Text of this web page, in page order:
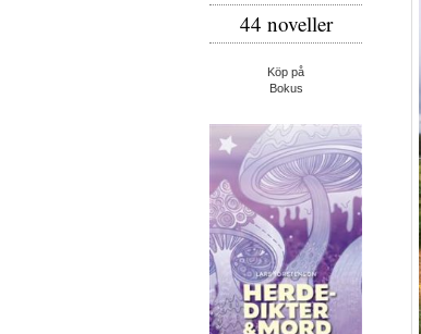
44 noveller
Köp på
Bokus